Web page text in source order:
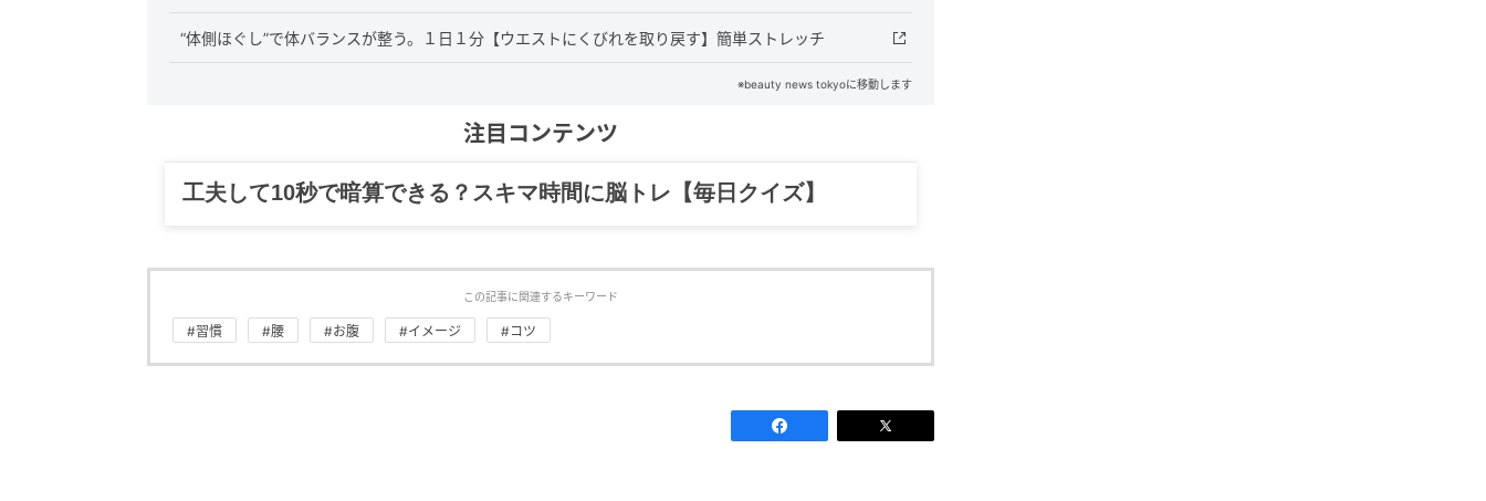
“体側ほぐし”で体バランスが整う。１日１分【ウエストにくびれを取り戻す】簡単ストレッチ
※beauty news tokyoに移動します
注目コンテンツ
グルメ、ギャグ、子育て、旅行記……全部、読めます。
この記事に関連するキーワード
#習慣 #腰 #お腹 #イメージ #コツ